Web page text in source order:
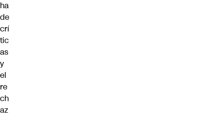
ha
de
crí
tic
as
y
el
re
ch
az